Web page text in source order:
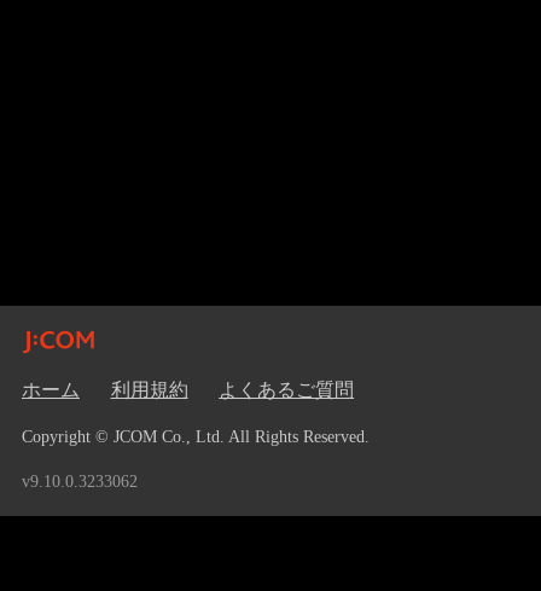
ホーム 利用規約 よくあるご質問
Copyright © JCOM Co., Ltd. All Rights Reserved.
v9.10.0.3233062